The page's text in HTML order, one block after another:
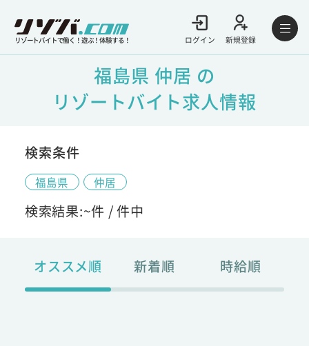
リゾートバイトで働く！遊ぶ！体験する！ ログイン 新規登録
福島県 仲居 の
リゾートバイト求人情報
検索条件
福島県 仲居
検索結果:~件 /件中
オススメ順 新着順 時給順